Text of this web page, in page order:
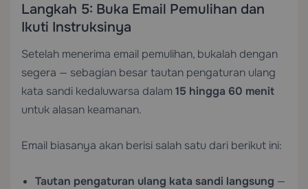
Langkah 5: Buka Email Pemulihan dan
Ikuti Instruksinya
Setelah menerima email pemulihan, bukalah dengan
segera — sebagian besar tautan pengaturan ulang
kata sandi kedaluwarsa dalam 15 hingga 60 menit
untuk alasan keamanan.
Email biasanya akan berisi salah satu dari berikut ini:
Tautan pengaturan ulang kata sandi langsung —